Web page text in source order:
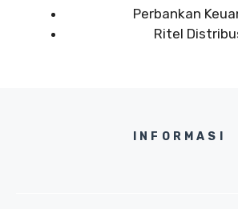
Perbankan
Ritel
INFORMASI